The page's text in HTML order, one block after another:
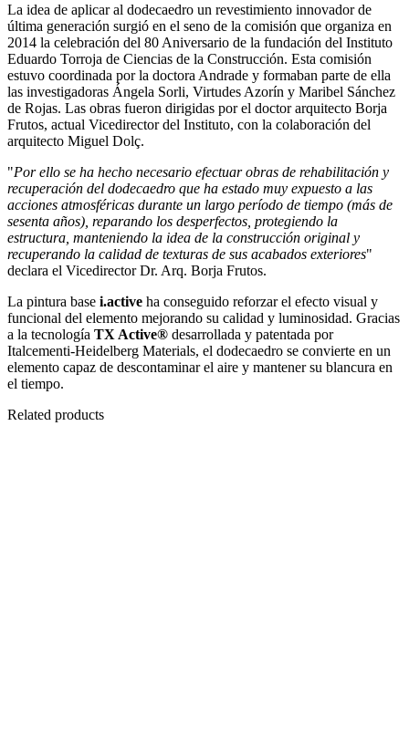
La idea de aplicar al dodecaedro un revestimiento innovador de
última generación surgió en el seno de la comisión que organiza en
2014 la celebración del 80 Aniversario de la fundación del Instituto
Eduardo Torroja de Ciencias de la Construcción. Esta comisión
estuvo coordinada por la doctora Andrade y formaban parte de ella
las investigadoras Ángela Sorli, Virtudes Azorín y Maribel Sánchez
de Rojas. Las obras fueron dirigidas por el doctor arquitecto Borja
Frutos, actual Vicedirector del Instituto, con la colaboración del
arquitecto Miguel Dolç.
"Por ello se ha hecho necesario efectuar obras de rehabilitación y
recuperación del dodecaedro que ha estado muy expuesto a las
acciones atmosféricas durante un largo período de tiempo (más de
sesenta años), reparando los desperfectos, protegiendo la
estructura, manteniendo la idea de la construcción original y
recuperando la calidad de texturas de sus acabados exteriores"
declara el Vicedirector Dr. Arq. Borja Frutos.
La pintura base i.active ha conseguido reforzar el efecto visual y
funcional del elemento mejorando su calidad y luminosidad. Gracias
a la tecnología TX Active® desarrollada y patentada por
Italcementi-Heidelberg Materials, el dodecaedro se convierte en un
elemento capaz de descontaminar el aire y mantener su blancura en
el tiempo.
Related products